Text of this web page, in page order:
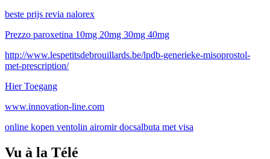
beste prijs revia nalorex
Prezzo paroxetina 10mg 20mg 30mg 40mg
http://www.lespetitsdebrouillards.be/lpdb-generieke-misoprostol-
met-prescription/
Hier Toegang
www.innovation-line.com
online kopen ventolin airomir docsalbuta met visa
Vu à la Télé